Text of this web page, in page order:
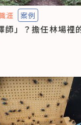
涯 案例
師」？擔任林場裡